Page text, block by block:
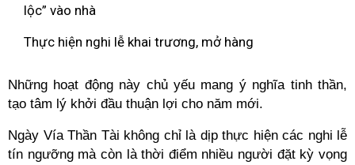
lộc” vào nhà
Thực hiện nghi lễ khai trương, mở hàng
Những hoạt động này chủ yếu mang ý nghĩa tinh thần,
tạo tâm lý khởi đầu thuận lợi cho năm mới.
Ngày Vía Thần Tài không chỉ là dịp thực hiện các nghi lễ
tín ngưỡng mà còn là thời điểm nhiều người đặt kỳ vọng